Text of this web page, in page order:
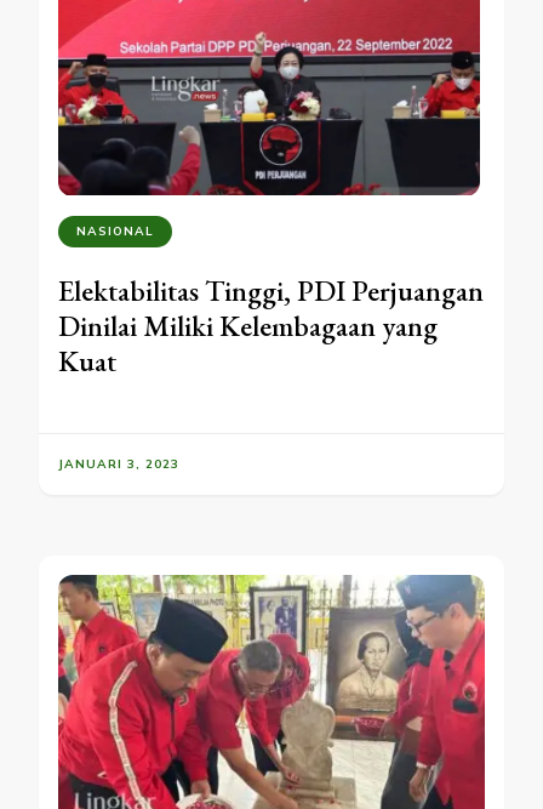
NASIONAL
Elektabilitas Tinggi, PDI Perjuangan
Dinilai Miliki Kelembagaan yang
Kuat
JANUARI 3, 2023